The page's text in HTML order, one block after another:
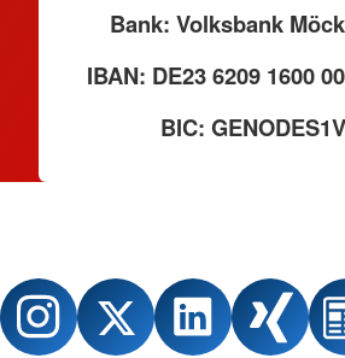
Bank: Volksbank
IBAN: DE23 6209 1600
BIC: